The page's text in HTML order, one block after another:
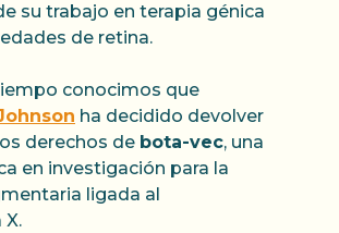
su trabajo en terapia génica
de retina.
conocimos que
ha decidido devolver
derechos de bota-vec, una
en investigación para la
ligada al